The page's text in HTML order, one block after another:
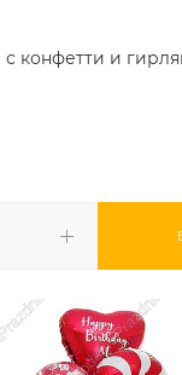
конфетти и